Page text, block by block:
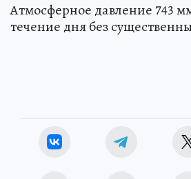
Атмосферное давление 743
течение дня без